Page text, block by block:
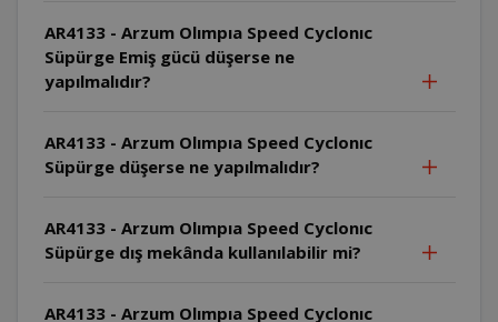
AR4133 - Arzum Olımpıa Speed Cyclonıc
Süpürge Emiş gücü düşerse ne
yapılmalıdır?
AR4133 - Arzum Olımpıa Speed Cyclonıc
Süpürge düşerse ne yapılmalıdır?
AR4133 - Arzum Olımpıa Speed Cyclonıc
Süpürge dış mekânda kullanılabilir mi?
AR4133 - Arzum Olımpıa Speed Cyclonıc